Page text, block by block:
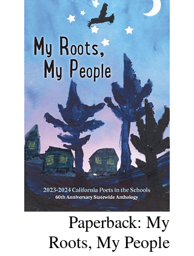
Paperback: My
Roots, My People